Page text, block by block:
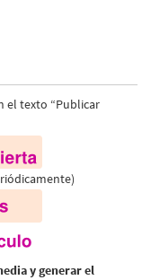
el texto “Publicar
y generar el